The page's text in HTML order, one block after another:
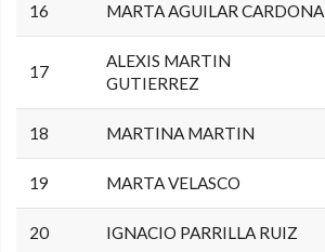
16 MARTA AGUILAR CARDONA
17
ALEXIS MARTIN
GUTIERREZ
18 MARTINA MARTIN
19 MARTA VELASCO
20 IGNACIO PARRILLA RUIZ